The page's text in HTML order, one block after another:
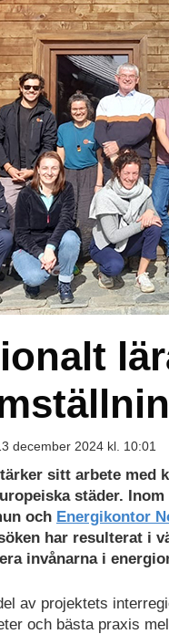
december 2024 kl. 10:01
sitt arbete med
städer.
och Energikontor
har resulterat i
invånarna i
av projektets
och bästa praxis